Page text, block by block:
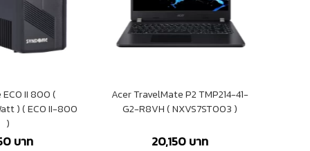
II 800 (
) ( ECO II-800
)
บาท
Acer TravelMate P2 TMP214-41-
G2-R8VH ( NXVS7ST003 )
20,150บาท